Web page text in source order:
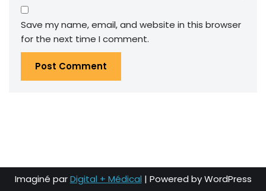
Save my name, email, and website in this browser
for the next time I comment.
Imaginé parDigital + Médical | Powered byWordPress